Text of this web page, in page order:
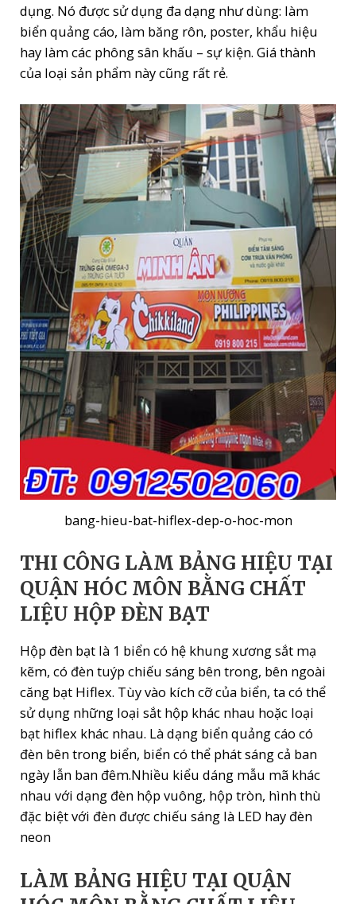
dụng. Nó được sử dụng đa dạng như dùng: làm
biển quảng cáo, làm băng rôn, poster, khẩu hiệu
hay làm các phông sân khấu – sự kiện. Giá thành
của loại sản phẩm này cũng rất rẻ.
bang-hieu-bat-hiflex-dep-o-hoc-mon
THI CÔNG LÀM BẢNG HIỆU TẠI
QUẬN HÓC MÔN BẰNG CHẤT
LIỆU HỘP ĐÈN BẠT
Hộp đèn bạt là 1 biển có hệ khung xương sắt mạ
kẽm, có đèn tuýp chiếu sáng bên trong, bên ngoài
căng bạt Hiflex. Tùy vào kích cỡ của biển, ta có thể
sử dụng những loại sắt hộp khác nhau hoặc loại
bạt hiflex khác nhau. Là dạng biển quảng cáo có
đèn bên trong biển, biển có thể phát sáng cả ban
ngày lẫn ban đêm.Nhiều kiểu dáng mẫu mã khác
nhau với dạng đèn hộp vuông, hộp tròn, hình thù
đặc biệt với đèn được chiếu sáng là LED hay đèn
neon
LÀM BẢNG HIỆU TẠI QUẬN